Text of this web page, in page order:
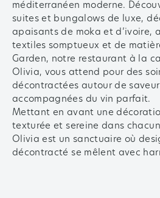
méditerranéen moderne.
suites et bungalows de luxe,
apaisants de moka et d’ivoire,
textiles somptueux et de
Garden, notre restaurant à la
Olivia, vous attend pour des
décontractées autour de
accompagnées du vin parfait.
Mettant en avant une
texturée et sereine dans
Olivia est un sanctuaire où
décontracté se mêlent avec